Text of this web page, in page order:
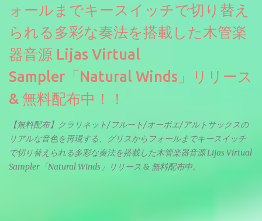
ォールまでキースイッチで切り替え
られる多彩な奏法を搭載した木管楽
器音源 Lijas Virtual
Sampler「Natural Winds」リリース
& 無料配布中！！
【無料配布】クラリネット/フルート/オーボエ/アルトサックスの
リアルな音色を再現する、グリスからフォールまでキースイッチ
で切り替えられる多彩な奏法を搭載した木管楽器音源 Lijas Virtual
Sampler「Natural Winds」リリース & 無料配布中。